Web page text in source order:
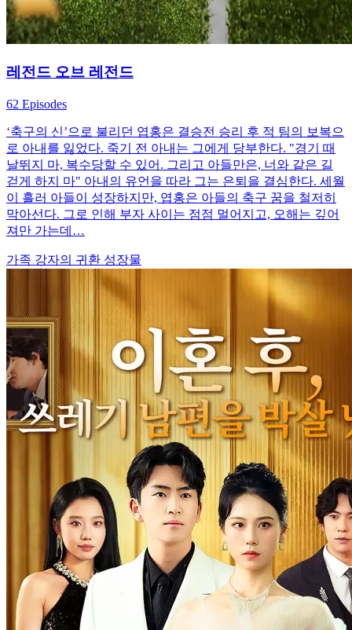
레전드 오브 레전드
62 Episodes
‘축구의 신’으로 불리던 엽홍은 결승전 승리 후 적 팀의 보복으
로 아내를 잃었다. 죽기 전 아내는 그에게 당부한다. "경기 때
날뛰지 마, 복수당할 수 있어. 그리고 아들만은, 너와 같은 길
걷게 하지 마" 아내의 유언을 따라 그는 은퇴을 결심한다. 세월
이 흘러 아들이 성장하지만, 엽홍은 아들의 축구 꿈을 철저히
막아선다. 그로 인해 부자 사이는 점점 멀어지고, 오해는 깊어
져만 가는데…
가족 강자의 귀환 성장물